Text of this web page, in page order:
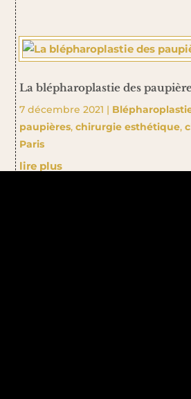
La blépharoplastie des
7 décembre 2021 |
paupières, chirurgie esthétique,
Paris
lire plus